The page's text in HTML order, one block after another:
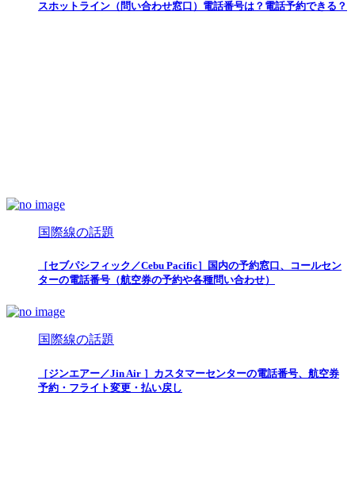
スホットライン（問い合わせ窓口）電話番号は？電話予約できる？
国際線の話題
［セブパシフィック／Cebu Pacific］国内の予約窓口、コールセン
ターの電話番号（航空券の予約や各種問い合わせ）
国際線の話題
［ジンエアー／Jin Air ］カスタマーセンターの電話番号、航空券
予約・フライト変更・払い戻し